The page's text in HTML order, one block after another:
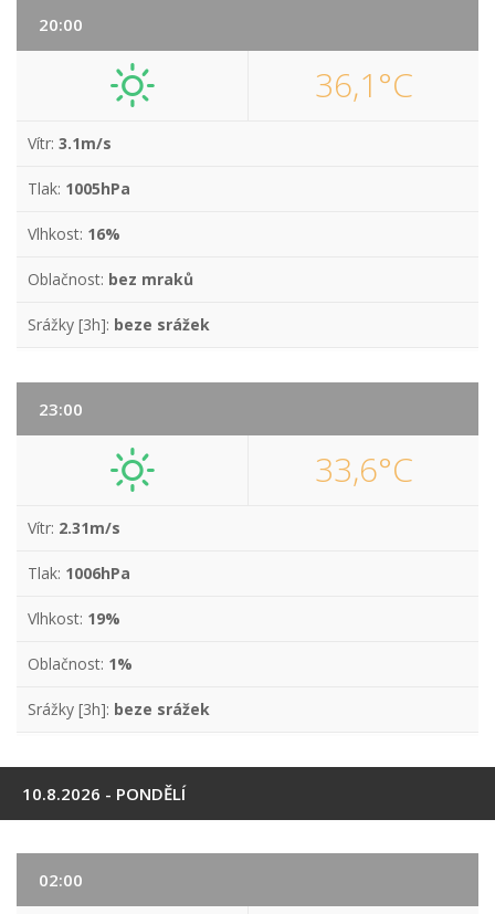
20:00
36,1°C
Vítr: 3.1m/s
Tlak: 1005hPa
Vlhkost: 16%
Oblačnost: bez mraků
Srážky [3h]: beze srážek
23:00
33,6°C
Vítr: 2.31m/s
Tlak: 1006hPa
Vlhkost: 19%
Oblačnost: 1%
Srážky [3h]: beze srážek
10.8.2026 - PONDĚLÍ
02:00